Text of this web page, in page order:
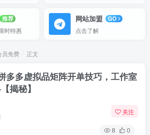
推荐
时特惠
网站加盟
GO
点击了解
员免费 正文
多多虚拟品矩阵开单技巧，工作室
揭秘】
关注
8 0